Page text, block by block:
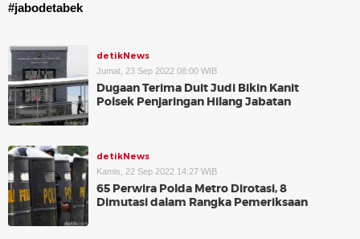
#jabodetabek
detikNews
Jumat, 23 Sep 2022 08:00 WIB
Dugaan Terima Duit Judi Bikin Kanit
Polsek Penjaringan Hilang Jabatan
detikNews
Kamis, 22 Sep 2022 14:27 WIB
65 Perwira Polda Metro Dirotasi, 8
Dimutasi dalam Rangka Pemeriksaan